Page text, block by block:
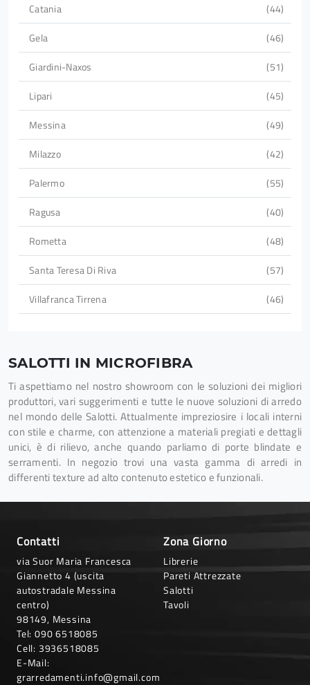
Catania
44
Gela
46
Giardini-Naxos
51
Lipari
45
Messina
49
Milazzo
42
Palermo
55
Ragusa
40
Rometta
48
Santa Teresa Di Riva
57
Villafranca Tirrena
46
SALOTTI IN MICROFIBRA
Ti aspettiamo nel nostro showroom con le soluzioni dei migliori
produttori, vari suggerimenti e tutte le nuove soluzioni di arredo
nel mondo delle Salotti. Attualmente impreziosire i locali interni
con stile e charme, con attenzione a materiali pregiati e dettagli
unici, è di rilievo, anche quando parliamo di porte blindate e
serramenti. In negozio trovi una vasta gamma di arredi in
differenti texture ad alto contenuto estetico e funzionali.
Contatti
via Suor Maria Francesca
Giannetto 4 (uscita
autostradale Messina
centro)
98149, Messina
Tel: 090 6518085
Cell: 3936518085
E-Mail:
grarredamenti.info@gmail.com
Zona Giorno
Librerie
Pareti Attrezzate
Salotti
Tavoli